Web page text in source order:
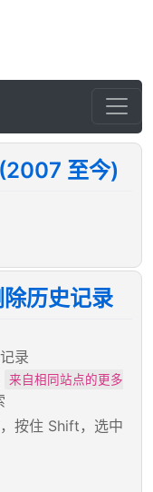
至今)
历史记录
录
来自相同站点的更多
按住 Shift，选中